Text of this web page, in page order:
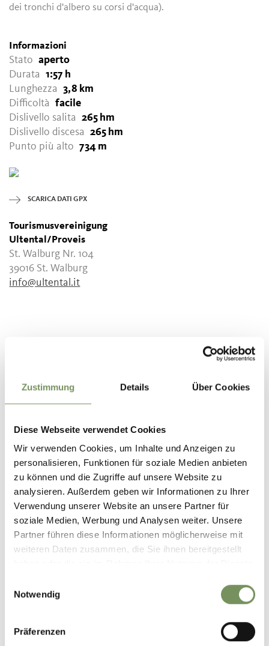
Zustimmung Details Über Cookies
Diese Webseite verwendet Cookies
Wir verwenden Cookies, um Inhalte und Anzeigen zu
personalisieren, Funktionen für soziale Medien anbieten
zu können und die Zugriffe auf unsere Website zu
analysieren. Außerdem geben wir Informationen zu Ihrer
Verwendung unserer Website an unsere Partner für
soziale Medien, Werbung und Analysen weiter. Unsere
Partner führen diese Informationen möglicherweise mit
weiteren Daten zusammen, die Sie ihnen bereitgestellt
Notwendig
Präferenzen
dei tronchi d'albero su corsi d'acqua).
Informazioni
Stato aperto
Durata 1:57 h
Lunghezza 3,8 km
Difficoltà facile
Dislivello salita 265 hm
Dislivello discesa 265 hm
Punto più alto 734 m
SCARICA DATI GPX
Tourismusvereinigung
Ultental/Proveis
St. Walburg Nr. 104
39016 St. Walburg
info@ultental.it
NO